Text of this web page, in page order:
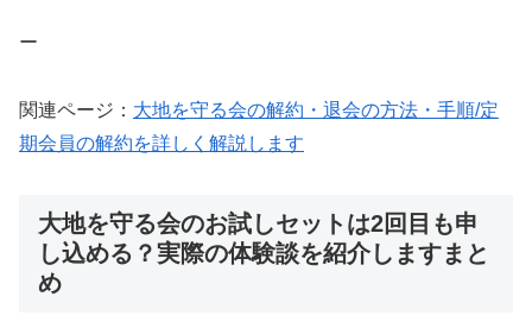
ー
関連ページ： 大地を守る会の解約・退会の方法・手順/定
期会員の解約を詳しく解説します
大地を守る会のお試しセットは2回目も申
し込める？実際の体験談を紹介しますまと
め